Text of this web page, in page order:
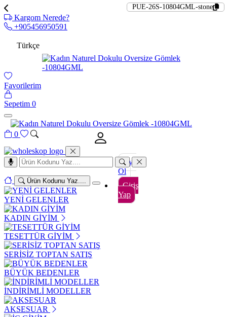
Kargom Nerede?
+905456950591
Türkçe
Favorilerim
Sepetim 0
0
Üye
Ol
Giriş
Yap
Ürün Kodunu Yaz....
YENİ GELENLER
KADIN GİYİM
TESETTÜR GİYİM
SERİSİZ TOPTAN SATIŞ
BÜYÜK BEDENLER
İNDİRİMLİ MODELLER
AKSESUAR
PUE-26S-10804GML-stone